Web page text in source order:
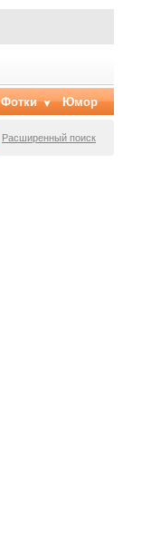
Фотки Юмор
Расширенный поиск